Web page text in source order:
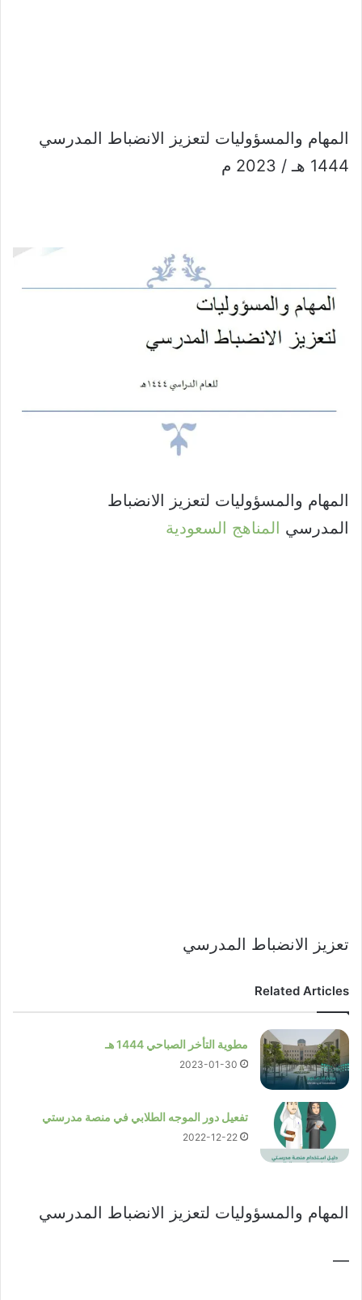
المهام والمسؤوليات لتعزيز الانضباط المدرسي
1444 هـ / 2023 م
المهام والمسؤوليات لتعزيز الانضباط
المدرسي المناهج السعودية
تعزيز الانضباط المدرسي
Related Articles
مطوية التأخر الصباحي 1444 هـ
2023-01-30
تفعيل دور الموجه الطلابي في منصة مدرستي
2022-12-22
المهام والمسؤوليات لتعزيز الانضباط المدرسي
—